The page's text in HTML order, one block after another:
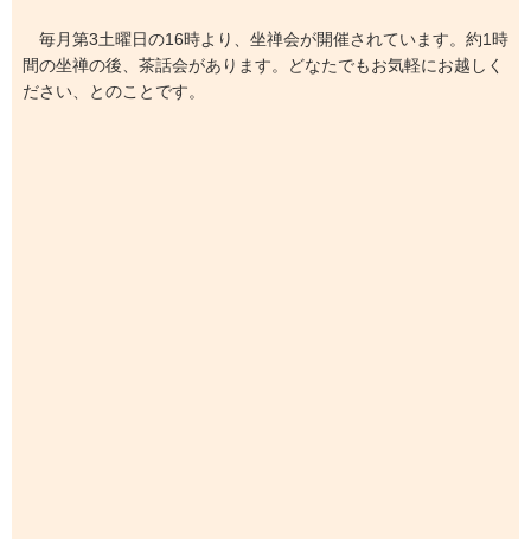
毎月第3土曜日の16時より、坐禅会が開催されています。約1時
間の坐禅の後、茶話会があります。どなたでもお気軽にお越しく
ださい、とのことです。